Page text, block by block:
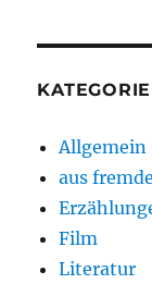
Allgemein
aus
Film
Literatur